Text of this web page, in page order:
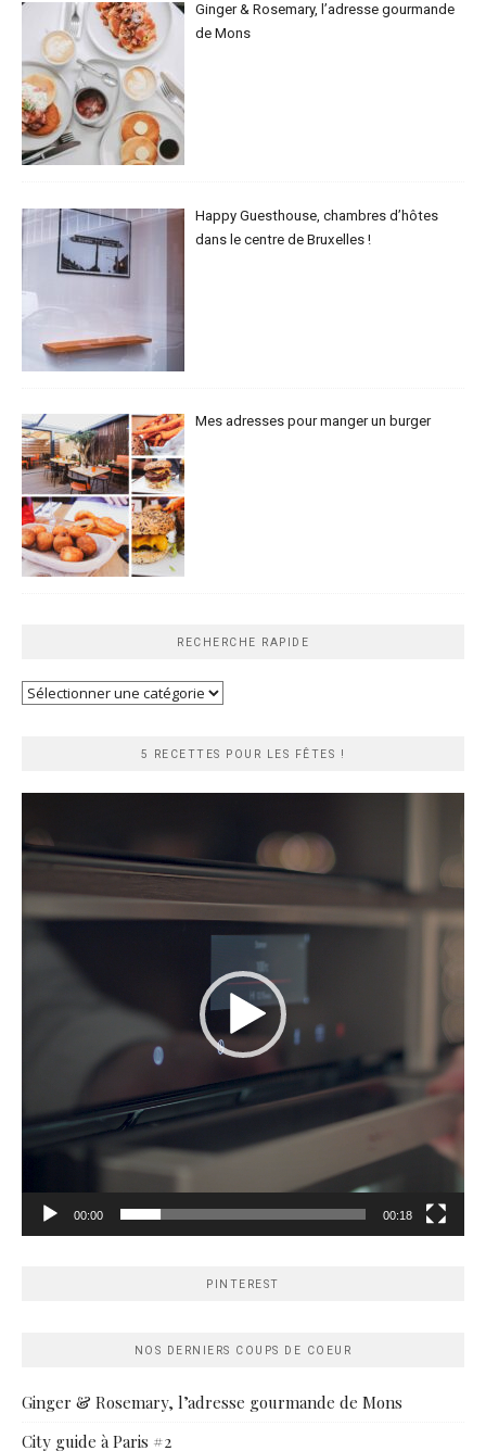
Ginger & Rosemary, l’adresse gourmande
de Mons
Happy Guesthouse, chambres d’hôtes
dans le centre de Bruxelles !
Mes adresses pour manger un burger
RECHERCHE RAPIDE
Recherche
5 RECETTES POUR LES FÊTES !
00:00 00:18
PINTEREST
NOS DERNIERS COUPS DE COEUR
Ginger & Rosemary, l’adresse gourmande de Mons
City guide à Paris #2